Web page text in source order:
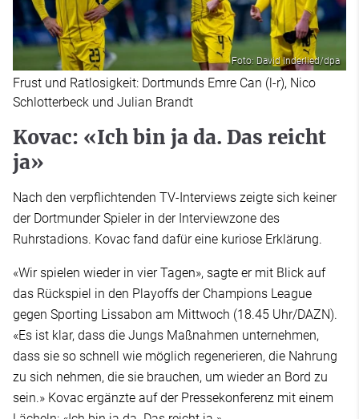
Foto: David Inderlied/dpa
Frust und Ratlosigkeit: Dortmunds Emre Can (l-r), Nico
Schlotterbeck und Julian Brandt
Kovac: «Ich bin ja da. Das reicht
ja»
Nach den verpflichtenden TV-Interviews zeigte sich keiner
der Dortmunder Spieler in der Interviewzone des
Ruhrstadions. Kovac fand dafür eine kuriose Erklärung.
«Wir spielen wieder in vier Tagen», sagte er mit Blick auf
das Rückspiel in den Playoffs der Champions League
gegen Sporting Lissabon am Mittwoch (18.45 Uhr/DAZN).
«Es ist klar, dass die Jungs Maßnahmen unternehmen,
dass sie so schnell wie möglich regenerieren, die Nahrung
zu sich nehmen, die sie brauchen, um wieder an Bord zu
sein.» Kovac ergänzte auf der Pressekonferenz mit einem